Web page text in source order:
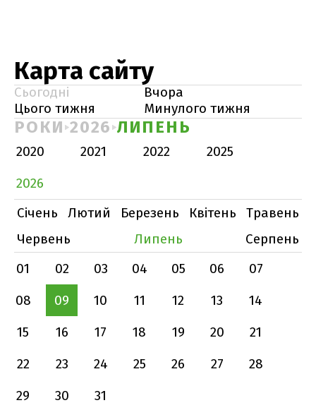
Карта сайту
Сьогодні
Вчора
Цього тижня
Минулого тижня
РОКИ 2026 ЛИПЕНЬ
2020 2021 2022
2025
2026
Січень
Лютий Березень Квітень
Травень
Червень
Липень
Серпень
01
02 03 04 05 06
07
08
09 10 11 12 13
14
15
16 17 18 19 20
21
22
23 24 25 26 27
28
29
30 31